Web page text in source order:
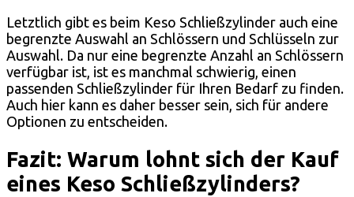
Letztlich gibt es beim Keso Schließzylinder auch eine
begrenzte Auswahl an Schlössern und Schlüsseln zur
Auswahl. Da nur eine begrenzte Anzahl an Schlössern
verfügbar ist, ist es manchmal schwierig, einen
passenden Schließzylinder für Ihren Bedarf zu finden.
Auch hier kann es daher besser sein, sich für andere
Optionen zu entscheiden.
Fazit: Warum lohnt sich der Kauf
eines Keso Schließzylinders?